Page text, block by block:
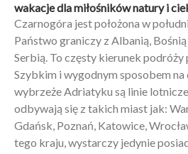
wakacje dla miłośników natury i
Czarnogóra jest położona w
Państwo graniczy z Albanią,
Serbią. To częsty kierunek
Szybkim i wygodnym sposobem na
wybrzeże Adriatyku są linie
odbywają się z takich miast jak:
Gdańsk, Poznań, Katowice,
tego kraju, wystarczy jedynie